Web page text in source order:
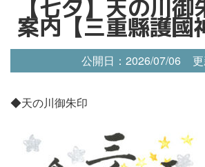
案内【三重縣護國
公開日：2026/07/06
◆天の川御朱印